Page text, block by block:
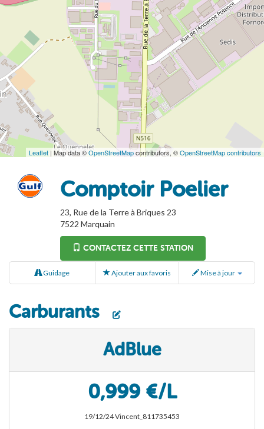
Leaflet | Map data ©OpenStreetMapcontributors, ©OpenStreetMap contributors
Comptoir Poelier
23, Rue de la Terre à Briques 23
7522 Marquain
CONTACTEZ CETTE STATION
Guidage Ajouter aux favoris Mise à jour
Carburants
AdBlue
0,999 €/L
19/12/24 Vincent_811735453